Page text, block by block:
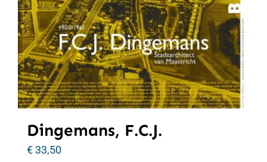
Dingemans, F.C.J.
€33,50